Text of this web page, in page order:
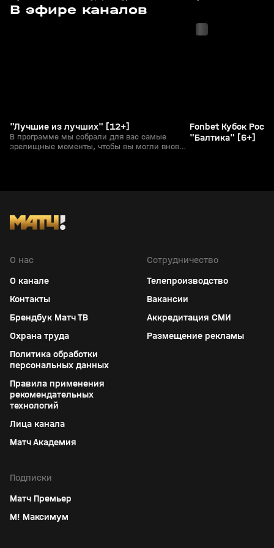
В эфире каналов
с 09:25
"Лучшие из лучших" [12+]
В программе мы собрали для вас самые
зрелищные моменты, чтобы вы могли вновь
Fonbet Кубок
"Балтика" [6+]
О нас
О канале
Контакты
Брендбук Матч ТВ
Охрана труда
Политика обработки
персональных данных
Правила применения
рекомендательных
технологий
Лица канала
Матч Академия
Сотрудничество
Телепроизводство
Вакансии
Аккредитация СМИ
Размещение рекламы
Подписки
Матч Премьер
М! Максимум